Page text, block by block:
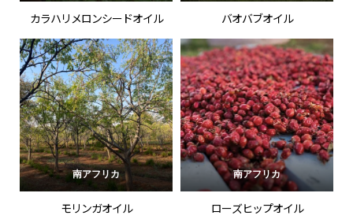
カラハリメロンシードオイル バオバブオイル
南アフリカ
モリンガオイル
南アフリカ
ローズヒップオイル